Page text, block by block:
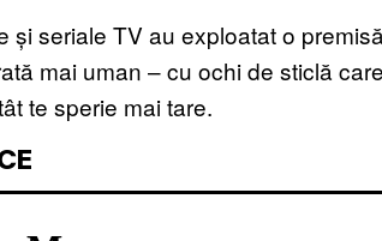
și seriale TV au exploatat o
mai uman – cu ochi de sticlă
te sperie mai tare.